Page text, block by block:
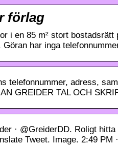
förlag
i en 85 m² stort
Göran har inga
telefonnummer, adress,
GREIDER TAL OCH
· @GreiderDD. Roligt
Tweet. Image. 2:49 PM